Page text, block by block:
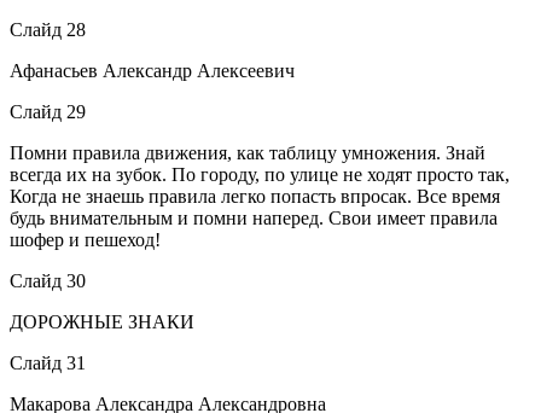
Слайд 28
Афанасьев Александр Алексеевич
Слайд 29
Помни правила движения, как таблицу умножения. Знай
всегда их на зубок. По городу, по улице не ходят просто так,
Когда не знаешь правила легко попасть впросак. Все время
будь внимательным и помни наперед. Свои имеет правила
шофер и пешеход!
Слайд 30
ДОРОЖНЫЕ ЗНАКИ
Слайд 31
Макарова Александра Александровна